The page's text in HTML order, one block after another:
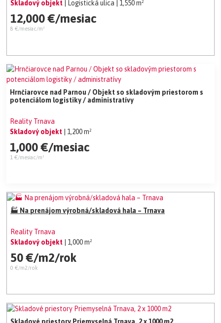
Skladový objekt
| Logistická ulica | 1,550 m²
12,000 €/mesiac
8 €/mesiac/m²
Hrnčiarovce nad Parnou / Objekt so skladovým priestorom s
potenciálom logistiky / administratívy
Reality Trnava
Skladový objekt | 1,200 m²
1,000 €/mesiac
1 €/mesiac/m²
🏭 Na prenájom výrobná/skladová hala – Trnava
Reality Trnava
Skladový objekt | 1,000 m²
50 €/m2/rok
0 €/m2/rok